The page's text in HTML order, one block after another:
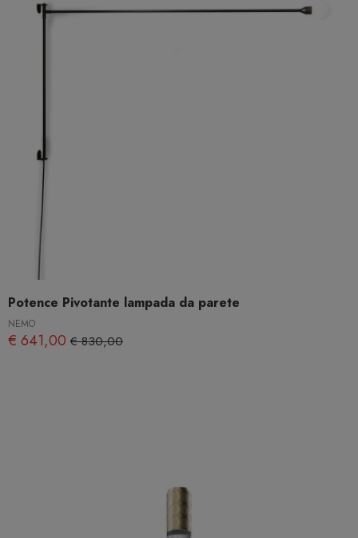
Potence Pivotante lampada da parete
NEMO
€ 641,00 € 830,00